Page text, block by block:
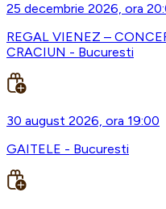
25 decembrie 2026, ora
REGAL VIENEZ –
CRACIUN - Bucuresti
30 august 2026, ora 19:00
GAITELE - Bucuresti